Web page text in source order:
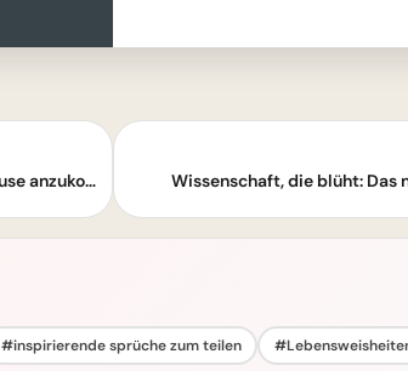
Heimkehrer-Glück: Das Schönste am Reisen ist, wieder zuhause anzukommen Wissenschaft, die blüht: Das
#inspirierende sprüche zum teilen